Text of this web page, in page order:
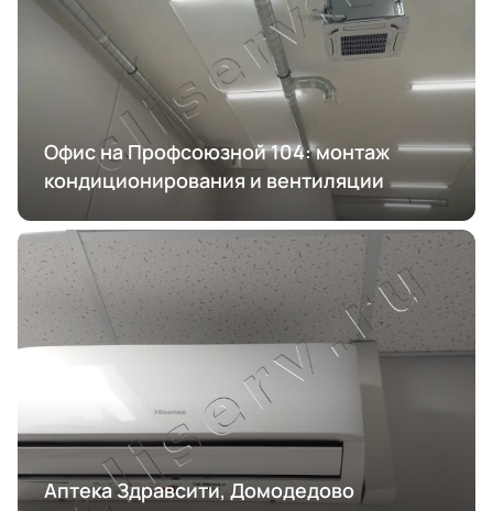
Офис на Профсоюзной 104: монтаж
кондиционирования и вентиляции
Аптека Здравсити, Домодедово